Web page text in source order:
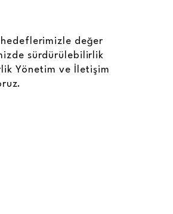
değer
sürdürülebilirlik
Yönetim ve İletişim